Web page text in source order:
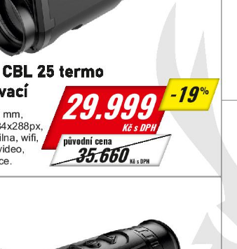
monokulár s mimořádně jasným obrazem,
objektiv, detekční vzdálenost 1800 m, Wi-Fi a další
detektor poskytuje kvalitní obraz za všech
nezbytným vybavením pro veškeré myslivecké
monokulár řady InfiRay Eye III
zapnutí / vypnutí pouhým sejmutím / nasazením
ovládání otočením nebo stiskem ovládacího
výkonný infračervený detektor zobrazuje i drobné
displej s vysokým rozlišením zaručuje vysoce kvalitní
tělo kompaktních rozměrů dobře padne do jedné
pořízení snímků a videa včetně zvuku